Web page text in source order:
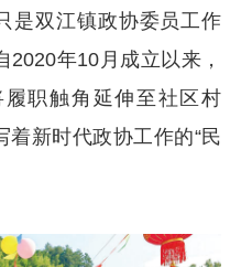
是双江镇政协委员工作
年10月成立以来，
职触角延伸至社区村
新时代政协工作的“民